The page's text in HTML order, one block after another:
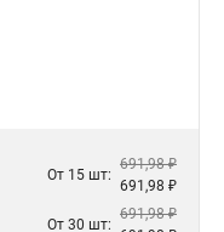
От 15 шт:
691,98 ₽
691,98 ₽
От 30 шт:
691,98 ₽